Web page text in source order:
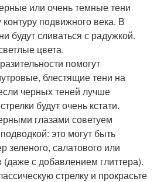
или очень темные тени
контуру подвижного века. В
будут сливаться с радужкой.
цвета.
помогут
блестящие тени на
черных теней лучше
будут очень кстати.
глазами советуем
это могут быть
зеленого, салатового или
(даже с добавлением глиттера).
стрелку и прокрасьте